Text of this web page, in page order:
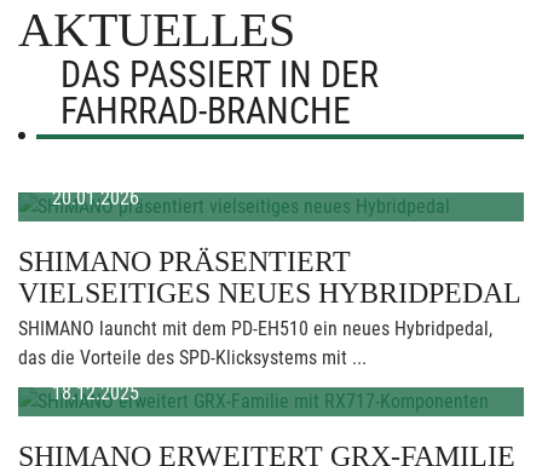
AKTUELLES
DAS PASSIERT IN DER
FAHRRAD-BRANCHE
20.01.2026
SHIMANO PRÄSENTIERT
VIELSEITIGES NEUES HYBRIDPEDAL
SHIMANO launcht mit dem PD-EH510 ein neues Hybridpedal,
das die Vorteile des SPD-Klicksystems mit ...
18.12.2025
SHIMANO ERWEITERT GRX-FAMILIE